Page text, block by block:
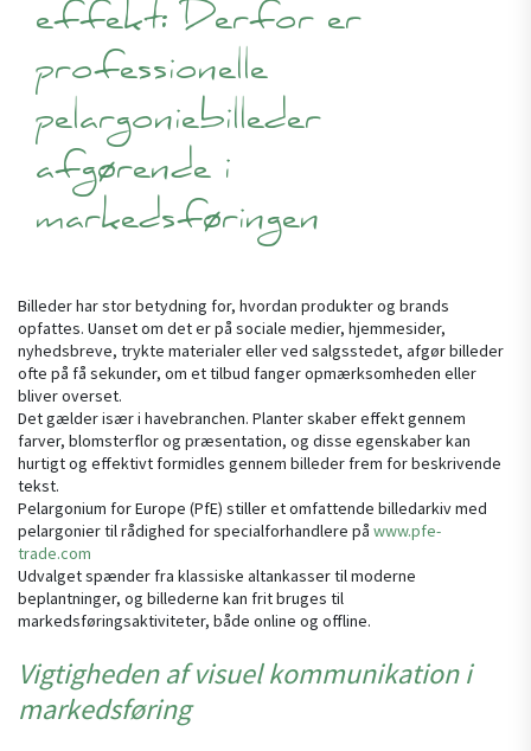
effekt: Derfor er
professionelle
pelargoniebilleder
afgørende i
markedsføringen
Billeder har stor betydning for, hvordan produkter og brands
opfattes. Uanset om det er på sociale medier, hjemmesider,
nyhedsbreve, trykte materialer eller ved salgsstedet, afgør billeder
ofte på få sekunder, om et tilbud fanger opmærksomheden eller
bliver overset.
Det gælder især i havebranchen. Planter skaber effekt gennem
farver, blomsterflor og præsentation, og disse egenskaber kan
hurtigt og effektivt formidles gennem billeder frem for beskrivende
tekst.
Pelargonium for Europe (PfE) stiller et omfattende billedarkiv med
pelargonier til rådighed for specialforhandlere på www.pfe-
trade.com
Udvalget spænder fra klassiske altankasser til moderne
beplantninger, og billederne kan frit bruges til
markedsføringsaktiviteter, både online og offline.
Vigtigheden af visuel kommunikation i
markedsføring